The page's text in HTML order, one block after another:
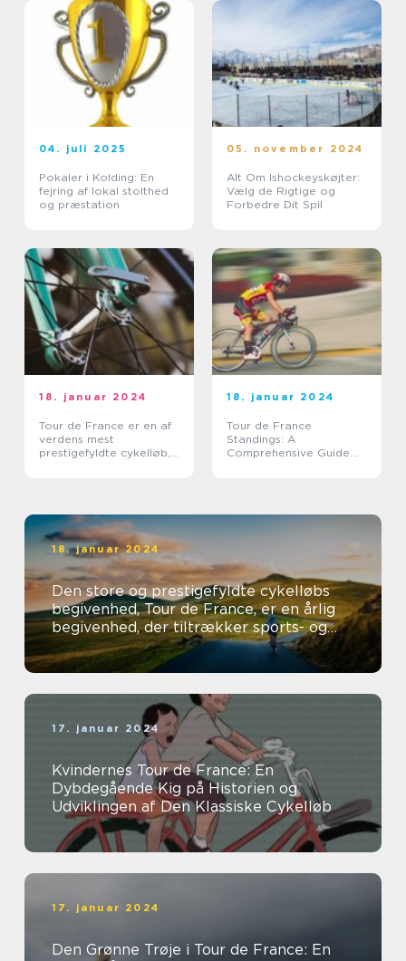
04. juli 2025
Pokaler i Kolding: En
fejring af lokal stolthed
og præstation
05. november 2024
Alt Om Ishockeyskøjter:
Vælg de Rigtige og
Forbedre Dit Spil
18. januar 2024
Tour de France er en af
verdens mest
prestigefyldte cykelløb,
18. januar 2024
Tour de France
Standings: A
Comprehensive Guide
18. januar 2024
Den store og prestigefyldte cykelløbs
begivenhed, Tour de France, er en årlig
begivenhed, der tiltrækker sports- og
fritidsentusiaster fra hele verden...
17. januar 2024
Kvindernes Tour de France: En
Dybdegående Kig på Historien og
Udviklingen af Den Klassiske Cykelløb
17. januar 2024
Den Grønne Trøje i Tour de France: En